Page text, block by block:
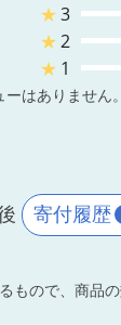
★3
★2
★ 1
ーはありません。
寄付履歴
ので、商品